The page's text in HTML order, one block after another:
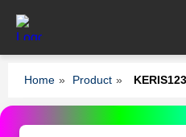
Home » Product » KERIS123